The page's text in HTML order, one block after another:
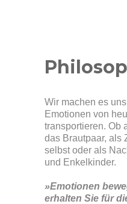
Wir machen es
Emotionen von
transportieren. Ob
das Brautpaar, als
selbst oder als
und Enkelkinder.
»Emotionen
erhalten Sie für